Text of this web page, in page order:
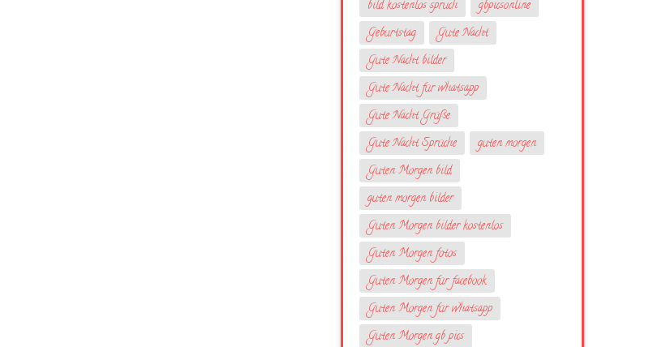
bild kostenlos spruch
gbpicsonline
Geburtstag
Gute Nacht
Gute Nacht bilder
Gute Nacht für whatsapp
Gute Nacht Grüße
Gute Nacht Sprüche
guten morgen
Guten Morgen bild
guten morgen bilder
Guten Morgen bilder kostenlos
Guten Morgen fotos
Guten Morgen für facebook
Guten Morgen für whatsapp
Guten Morgen gb pics